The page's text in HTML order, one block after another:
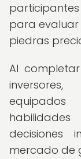
para
piedras
Al
decisiones
mercado de